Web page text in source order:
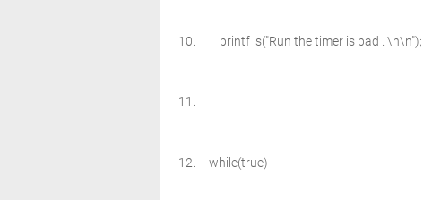
printf_s("Run the timer is bad . \n\n");
while(true)